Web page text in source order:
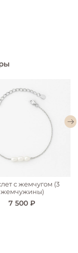
с жемчугом (3
жемчужины)
7 500 ₽